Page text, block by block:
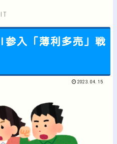
IT
参入「薄利多売」戦
2023.04.15